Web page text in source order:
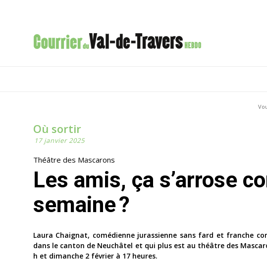
Où sortir
17 janvier 2025
Théâtre des Mascarons
Les amis, ça s’arrose combien de fois par
semaine ?
Laura Chaignat, comédienne jurassienne sans fard et franche
dans le canton de Neuchâtel et qui plus est au théâtre des
h et dimanche 2 février à 17 heures.